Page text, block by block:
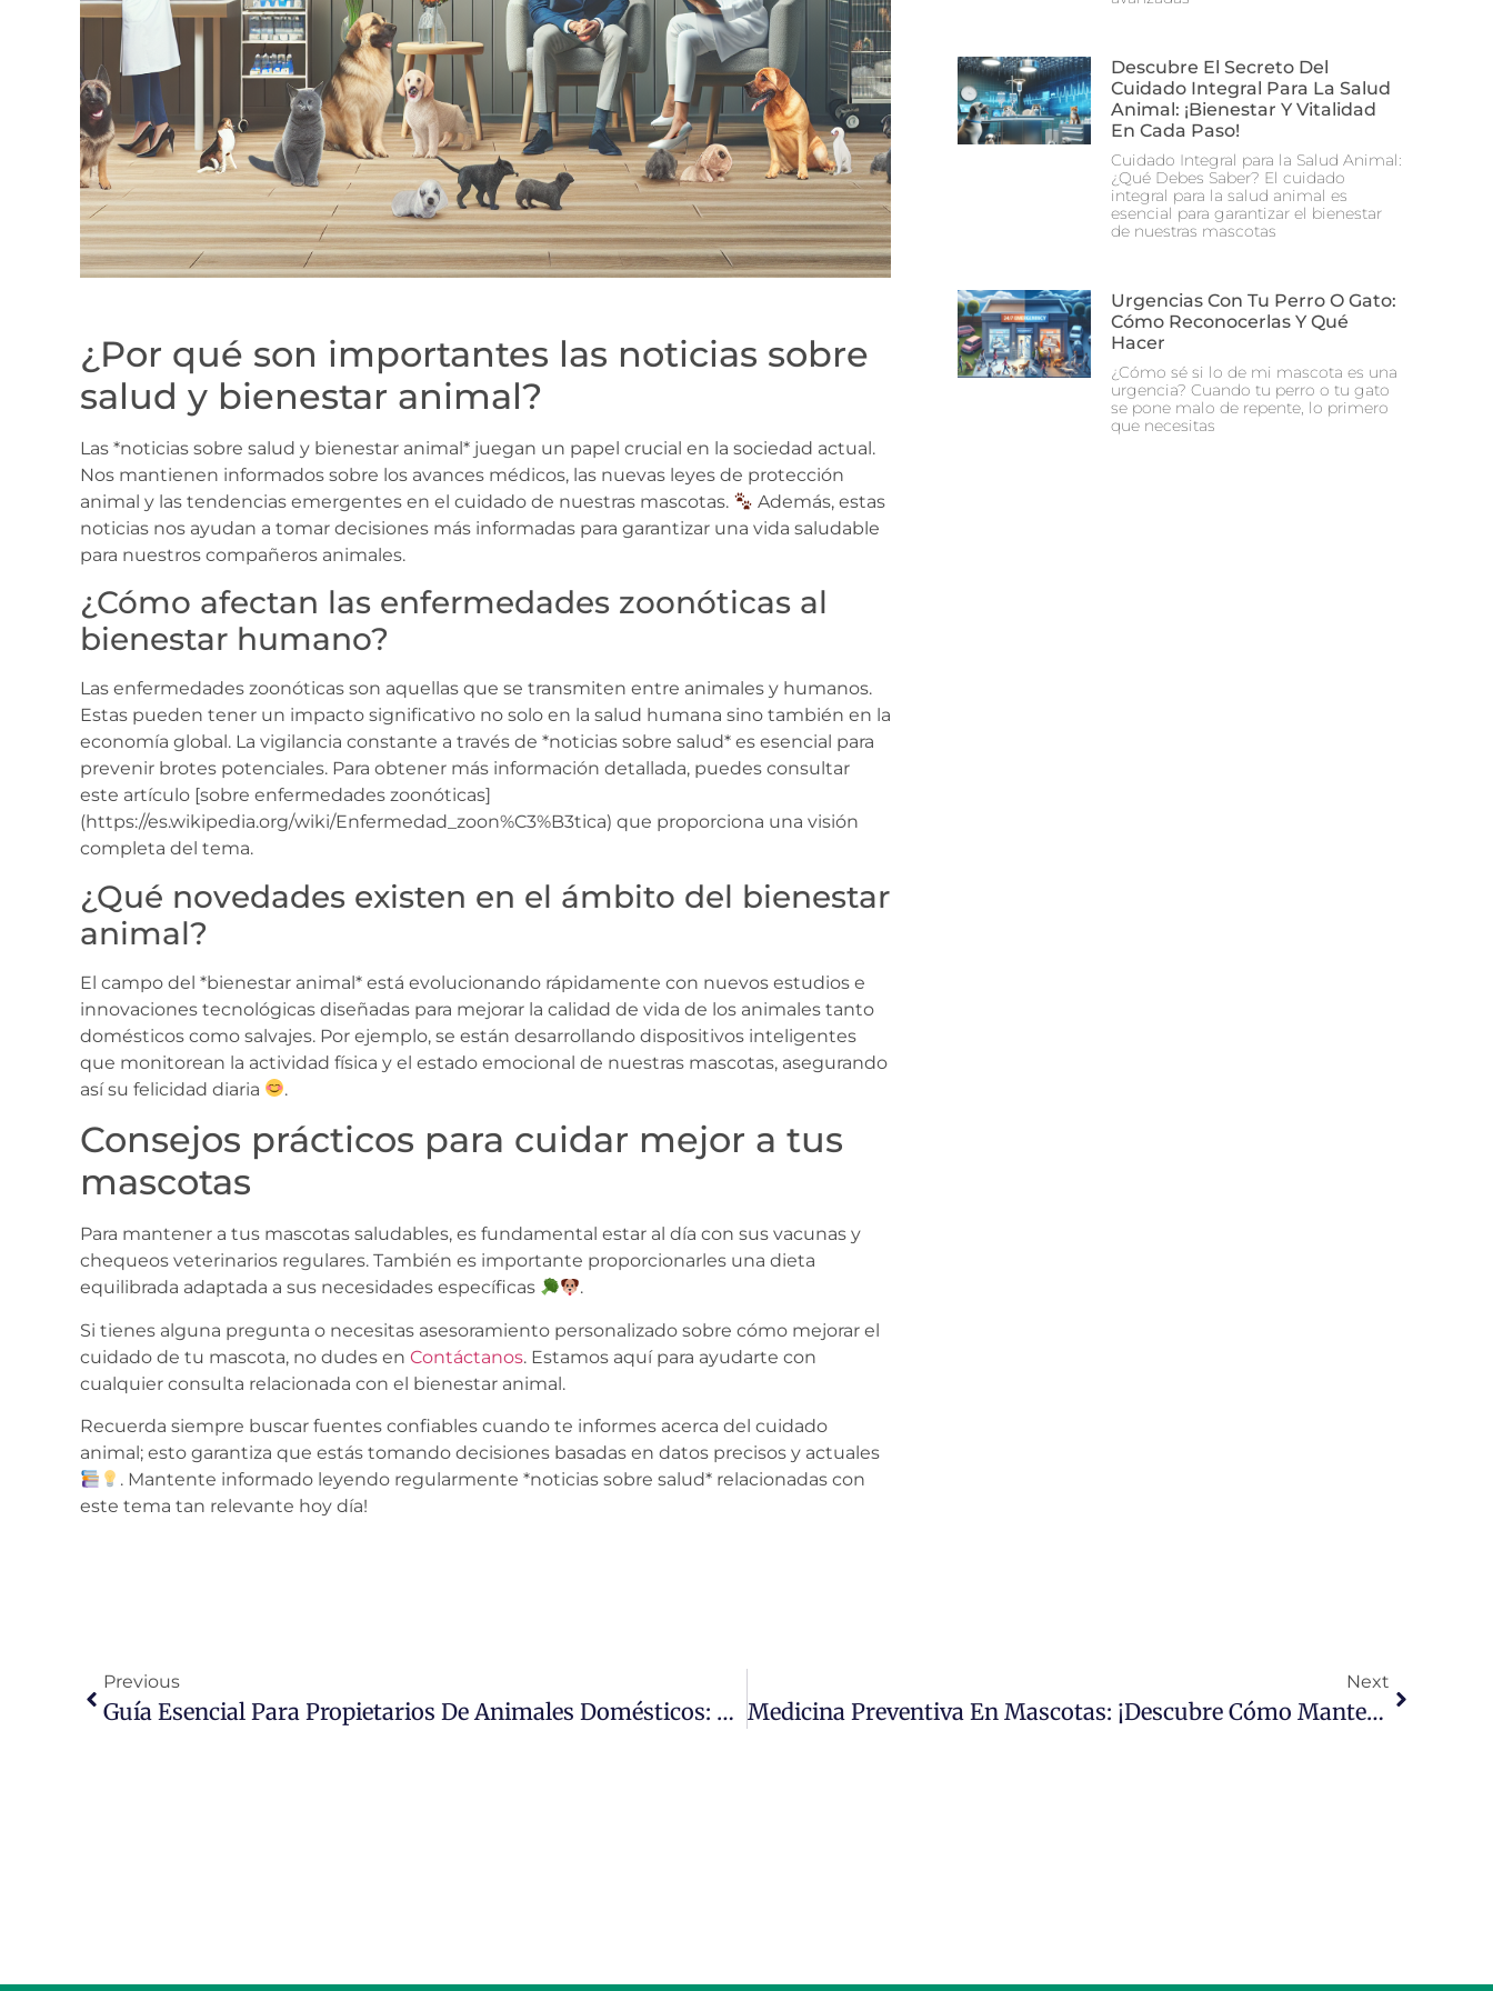
¿Por qué son importantes las noticias sobre
salud y bienestar animal?
Las *noticias sobre salud y bienestar animal* juegan un papel crucial en la sociedad actual.
Nos mantienen informados sobre los avances médicos, las nuevas leyes de protección
animal y las tendencias emergentes en el cuidado de nuestras mascotas.
Además, estas
noticias nos ayudan a tomar decisiones más informadas para garantizar una vida saludable
para nuestros compañeros animales.
¿Cómo afectan las enfermedades zoonóticas al
bienestar humano?
Las enfermedades zoonóticas son aquellas que se transmiten entre animales y humanos.
Estas pueden tener un impacto significativo no solo en la salud humana sino también en la
economía global. La vigilancia constante a través de *noticias sobre salud* es esencial para
prevenir brotes potenciales. Para obtener más información detallada, puedes consultar
este artículo [sobre enfermedades zoonóticas]
(https://es.wikipedia.org/wiki/Enfermedad_zoon%C3%B3tica) que proporciona una visión
completa del tema.
¿Qué novedades existen en el ámbito del bienestar
animal?
El campo del *bienestar animal* está evolucionando rápidamente con nuevos estudios e
innovaciones tecnológicas diseñadas para mejorar la calidad de vida de los animales tanto
domésticos como salvajes. Por ejemplo, se están desarrollando dispositivos inteligentes
que monitorean la actividad física y el estado emocional de nuestras mascotas, asegurando
así su felicidad diaria
.
Consejos prácticos para cuidar mejor a tus
mascotas
Para mantener a tus mascotas saludables, es fundamental estar al día con sus vacunas y
chequeos veterinarios regulares. También es importante proporcionarles una dieta
equilibrada adaptada a sus necesidades específicas
.
Si tienes alguna pregunta o necesitas asesoramiento personalizado sobre cómo mejorar el
cuidado de tu mascota, no dudes en Contáctanos. Estamos aquí para ayudarte con
cualquier consulta relacionada con el bienestar animal.
Recuerda siempre buscar fuentes confiables cuando te informes acerca del cuidado
animal; esto garantiza que estás tomando decisiones basadas en datos precisos y actuales
. Mantente informado leyendo regularmente *noticias sobre salud* relacionadas con
este tema tan relevante hoy día!
Descubre El Secreto Del
Cuidado Integral Para La Salud
Animal: ¡Bienestar Y Vitalidad
En Cada Paso!
Cuidado Integral para la Salud Animal:
¿Qué Debes Saber? El cuidado
integral para la salud animal es
esencial para garantizar el bienestar
de nuestras mascotas
Urgencias Con Tu Perro O Gato:
Cómo Reconocerlas Y Qué
Hacer
¿Cómo sé si lo de mi mascota es una
urgencia? Cuando tu perro o tu gato
se pone malo de repente, lo primero
que necesitas
Previous
Guía Esencial Para Propietarios De Animales Domésticos: Todo Lo Que Necesitas Saber Para El Cuidado Perfecto De Tu Mascota
Next
Medicina Preventiva En Mascotas: ¡Descubre Cómo Mantener A Perros Y Gatos Saludables Y Felices!